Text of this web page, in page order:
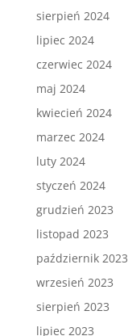
sierpień 2024
lipiec 2024
czerwiec 2024
maj 2024
kwiecień 2024
marzec 2024
luty 2024
styczeń 2024
grudzień 2023
listopad 2023
październik 2023
wrzesień 2023
sierpień 2023
lipiec 2023